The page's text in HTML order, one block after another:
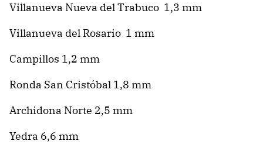
Villanueva Nueva del Trabuco 1,3 mm
Villanueva del Rosario 1 mm
Campillos 1,2 mm
Ronda San Cristóbal 1,8 mm
Archidona Norte 2,5 mm
Yedra 6,6 mm